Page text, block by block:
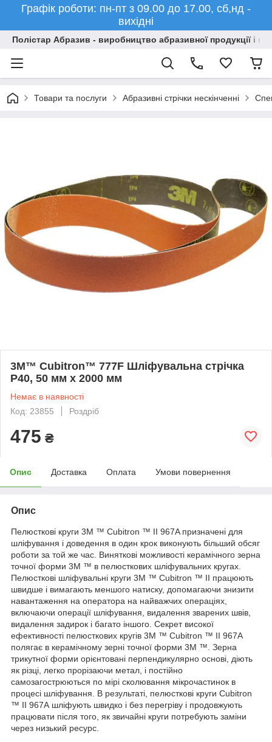
Графік роботи: пн-пт з 09.00 до 17.00, сб,нд -
вихідні
Полістар Абразив - виробництво абразивної продукції і
Товари та послуги Абразивні стрічки нескінченні
3M™ Cubitron™ 777F Шліфувальна стрічка
P40, 50 мм x 2000 мм
Немає в наявності
Код: 23855
Роздріб
475 ₴
Опис Доставка Оплата Умови повернення
Опис
Пелюсткові круги 3M ™ Cubitron ™ II 967A призначені для
шліфування і доведення в один крок виконують більший обсяг
роботи за той же час. Виняткові можливості керамічного зерна
точної форми 3M ™ в пелюсткових шліфувальних кругах.
Пелюсткові шліфувальні круги 3M ™ Cubitron ™ II працюють
швидше і вимагають меншого натиску, допомагаючи знизити
навантаження на оператора на найважчих операціях,
включаючи операції шліфування, видалення зварених швів,
видалення задирок і багато іншого. Секрет високої
ефективності пелюсткових кругів 3M ™ Cubitron ™ II 967А
полягає в керамічному зерні точної форми 3M ™. Зерна
трикутної форми орієнтовані перпендикулярно основі, діють
як різці, легко прорізаючи метал, і постійно
самозагострюються по мірі сколювання мікрочастинок в
процесі шліфування. В результаті, пелюсткові круги Cubitron
™ II 967А шліфують швидко і без перегріву і продовжують
працювати після того, як звичайні круги потребують заміни
через низький ресурс.